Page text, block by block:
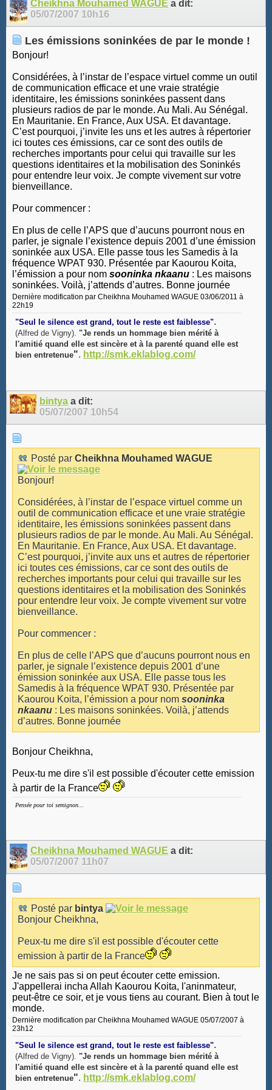
Cheikhna Mouhamed WAGUE a dit:
05/07/2007 10h16
Les émissions soninkées de par le monde !
Bonjour!
Considérées, à l’instar de l’espace virtuel comme un outil
de communication efficace et une vraie stratégie
identitaire, les émissions soninkées passent dans
plusieurs radios de par le monde. Au Mali. Au Sénégal.
En Mauritanie. En France, Aux USA. Et davantage.
C’est pourquoi, j’invite les uns et les autres à répertorier
ici toutes ces émissions, car ce sont des outils de
recherches importants pour celui qui travaille sur les
questions identitaires et la mobilisation des Soninkés
pour entendre leur voix. Je compte vivement sur votre
bienveillance.
Pour commencer :
En plus de celle l’APS que d’aucuns pourront nous en
parler, je signale l’existence depuis 2001 d’une émission
soninkée aux USA. Elle passe tous les Samedis à la
fréquence WPAT 930. Présentée par Kaourou Koita,
l’émission a pour nom sooninka nkaanu : Les maisons
soninkées. Voilà, j’attends d’autres. Bonne journée
Dernière modification par Cheikhna Mouhamed WAGUE 03/06/2011 à
22h19
"Seul le silence est grand, tout le reste est faiblesse".
(Alfred de Vigny). "Je rends un hommage bien mérité à
l'amitié quand elle est sincère et à la parenté quand elle est
bien entretenue". http://smk.eklablog.com/
bintya a dit:
05/07/2007 10h54
Posté par Cheikhna Mouhamed WAGUE
Bonjour!
Considérées, à l’instar de l’espace virtuel comme un
outil de communication efficace et une vraie stratégie
identitaire, les émissions soninkées passent dans
plusieurs radios de par le monde. Au Mali. Au Sénégal.
En Mauritanie. En France, Aux USA. Et davantage.
C’est pourquoi, j’invite aux uns et autres de répertorier
ici toutes ces émissions, car ce sont des outils de
recherches importants pour celui qui travaille sur les
questions identitaires et la mobilisation des Soninkés
pour entendre leur voix. Je compte vivement sur votre
bienveillance.
Pour commencer :
En plus de celle l’APS que d’aucuns pourront nous en
parler, je signale l’existence depuis 2001 d’une
émission soninkée aux USA. Elle passe tous les
Samedis à la fréquence WPAT 930. Présentée par
Kaourou Koita, l’émission a pour nom sooninka
nkaanu : Les maisons soninkées. Voilà, j’attends
d’autres. Bonne journée
Bonjour Cheikhna,
Peux-tu me dire s'il est possible d'écouter cette emission
à partir de la France
Pensée pour toi semignon...
Cheikhna Mouhamed WAGUE a dit:
05/07/2007 11h07
Posté par bintya
Bonjour Cheikhna,
Peux-tu me dire s'il est possible d'écouter cette
emission à partir de la France
Je ne sais pas si on peut écouter cette emission.
J'appellerai incha Allah Kaourou Koita, l'aninmateur,
peut-être ce soir, et je vous tiens au courant. Bien à tout le
monde.
Dernière modification par Cheikhna Mouhamed WAGUE 05/07/2007 à
23h12
"Seul le silence est grand, tout le reste est faiblesse".
(Alfred de Vigny). "Je rends un hommage bien mérité à
l'amitié quand elle est sincère et à la parenté quand elle est
bien entretenue". http://smk.eklablog.com/